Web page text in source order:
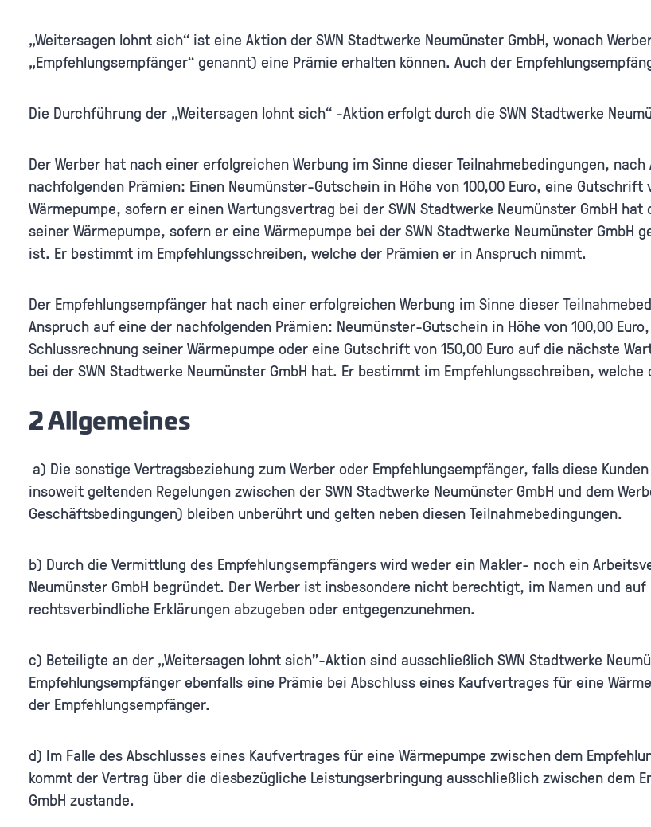
„Weitersagen lohnt sich“ ist eine Aktion der SWN Stadtwerke Neumünster GmbH, wonach
„Empfehlungsempfänger“ genannt) eine Prämie erhalten können. Auch der
Die Durchführung der „Weitersagen lohnt sich“ -Aktion erfolgt durch die SWN Stadtwerke
Der Werber hat nach einer erfolgreichen Werbung im Sinne dieser Teilnahmebedingungen,
nachfolgenden Prämien: Einen Neumünster-Gutschein in Höhe von 100,00 Euro, eine
Wärmepumpe, sofern er einen Wartungsvertrag bei der SWN Stadtwerke Neumünster GmbH
seiner Wärmepumpe, sofern er eine Wärmepumpe bei der SWN Stadtwerke Neumünster
ist. Er bestimmt im Empfehlungsschreiben, welche der Prämien er in Anspruch nimmt.
Der Empfehlungsempfänger hat nach einer erfolgreichen Werbung im Sinne dieser
Anspruch auf eine der nachfolgenden Prämien: Neumünster-Gutschein in Höhe von 100,00
Schlussrechnung seiner Wärmepumpe oder eine Gutschrift von 150,00 Euro auf die nächste
bei der SWN Stadtwerke Neumünster GmbH hat. Er bestimmt im Empfehlungsschreiben,
2 Allgemeines
a) Die sonstige Vertragsbeziehung zum Werber oder Empfehlungsempfänger, falls diese
insoweit geltenden Regelungen zwischen der SWN Stadtwerke Neumünster GmbH und dem
Geschäftsbedingungen) bleiben unberührt und gelten neben diesen Teilnahmebedingungen.
b) Durch die Vermittlung des Empfehlungsempfängers wird weder ein Makler- noch ein
Neumünster GmbH begründet. Der Werber ist insbesondere nicht berechtigt, im Namen und auf
rechtsverbindliche Erklärungen abzugeben oder entgegenzunehmen.
c) Beteiligte an der „Weitersagen lohnt sich”-Aktion sind ausschließlich SWN Stadtwerke
Empfehlungsempfänger ebenfalls eine Prämie bei Abschluss eines Kaufvertrages für eine
der Empfehlungsempfänger.
d) Im Falle des Abschlusses eines Kaufvertrages für eine Wärmepumpe zwischen dem
kommt der Vertrag über die diesbezügliche Leistungserbringung ausschließlich zwischen dem
GmbH zustande.